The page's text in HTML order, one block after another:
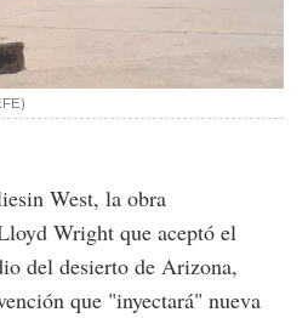
)
West, la obra
Wright que aceptó el
del desierto de Arizona,
que "inyectará" nueva